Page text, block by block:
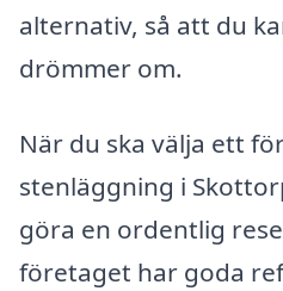
alternativ, så att du
drömmer om.
När du ska välja ett
stenläggning i
göra en ordentlig
företaget har goda